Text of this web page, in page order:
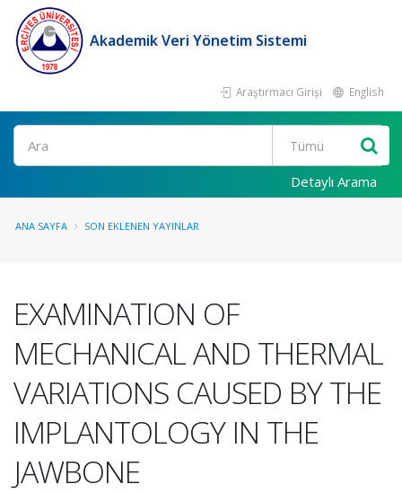
Akademik Veri Yönetim Sistemi
Araştırmacı Girişi English
Ara
Detaylı Arama
ANA SAYFA SON EKLENEN YAYINLAR
EXAMINATION OF
MECHANICAL AND THERMAL
VARIATIONS CAUSED BY THE
IMPLANTOLOGY IN THE
JAWBONE